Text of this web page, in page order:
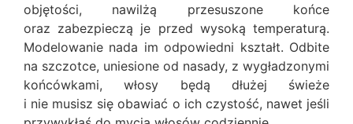
objętości, nawilżą przesuszone końce
oraz zabezpieczą je przed wysoką temperaturą.
Modelowanie nada im odpowiedni kształt. Odbite
na szczotce, uniesione od nasady, z wygładzonymi
końcówkami, włosy będą dłużej świeże
i nie musisz się obawiać o ich czystość, nawet jeśli